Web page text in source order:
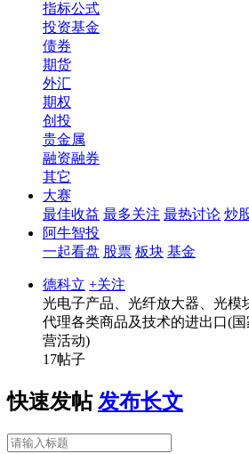
指标公式
投资基金
债券
期货
外汇
期权
创投
贵金属
融资融券
其它
大赛
最佳收益 最多关注 最热讨论 炒
阿牛智投
一起看盘 股票 板块 基金
德科立 +关注
光电子产品、光纤放大器、光模
代理各类商品及技术的进出口(
营活动)
17帖子
快速发帖 发布长文